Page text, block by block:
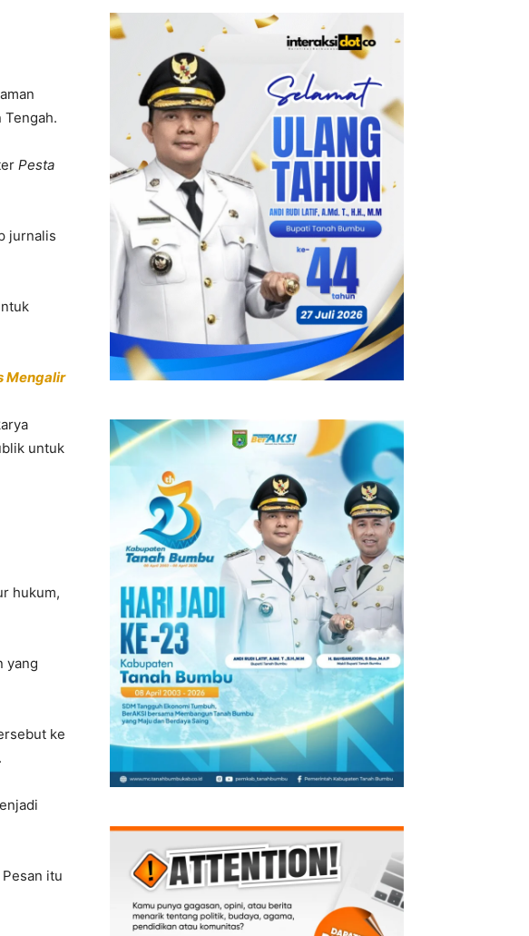
Tengah.
Pesta
jurnalis
Mengalir
untuk
hukum,
yang
ke
itu